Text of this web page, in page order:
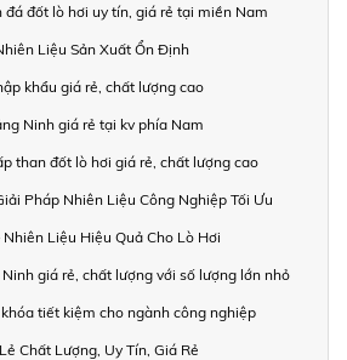
đá đốt lò hơi uy tín, giá rẻ tại miền Nam
Liệu Sản Xuất Ổn Định
khẩu giá rẻ, chất lượng cao
Ninh giá rẻ tại kv phía Nam
than đốt lò hơi giá rẻ, chất lượng cao
Pháp Nhiên Liệu Công Nghiệp Tối Ưu
Liệu Hiệu Quả Cho Lò Hơi
giá rẻ, chất lượng với số lượng lớn nhỏ
tiết kiệm cho ngành công nghiệp
Chất Lượng, Uy Tín, Giá Rẻ